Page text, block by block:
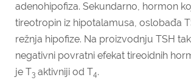
adenohipofiza. Sekundarno, hormon
tireotropin iz hipotalamusa, oslobađa
režnja hipofize. Na proizvodnju TSH
negativni povratni efekat tireoidnih
je T3 aktivniji od T4.